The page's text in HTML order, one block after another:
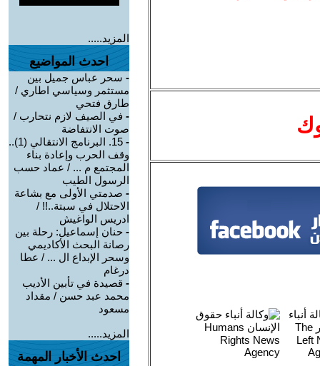
المزيد.....
احدث المواضيع
- سحر عباس جميل بين
مستثمر وسياسي اطاري /
طارق فتحي
- في الصيف لازم نتحارب /
صوت الانتفاضة
-
15. البرنامج الانتقالي (1)..
وقف الحرب وإعادة بناء
المجتمع م ... / عماد حسب
الرسول الطيب
- صدمتي الأولى مع بشاعة
الاحتلال في سبتة..!! /
ادريس الواغيش
- حنان إسماعيل: رحلة بين
رصانة البحث الأكاديمي
وسحر الإبداع ال ... / عطا
درغام
- قصيدة في تأبين الأديب
محمد عبد حسن / مقداد
مسعود
المزيد.....
احدث الأخبار المهمة